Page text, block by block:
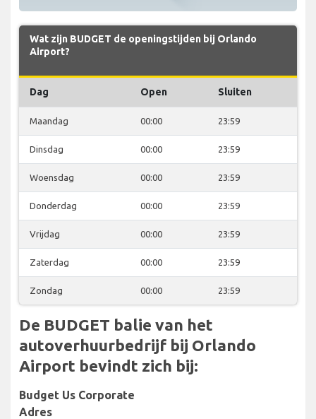
Wat zijn BUDGET de openingstijden bij Orlando
Airport?
Dag Open Sluiten
Maandag 00:00 23:59
Dinsdag 00:00 23:59
Woensdag 00:00 23:59
Donderdag 00:00 23:59
Vrijdag 00:00 23:59
Zaterdag 00:00 23:59
Zondag 00:00 23:59
De BUDGET balie van het
autoverhuurbedrijf bij Orlando
Airport bevindt zich bij:
Budget Us Corporate
Adres